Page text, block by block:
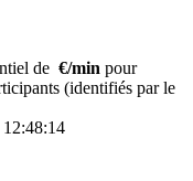
de €/min pour
(identifiés par le
12:48:14